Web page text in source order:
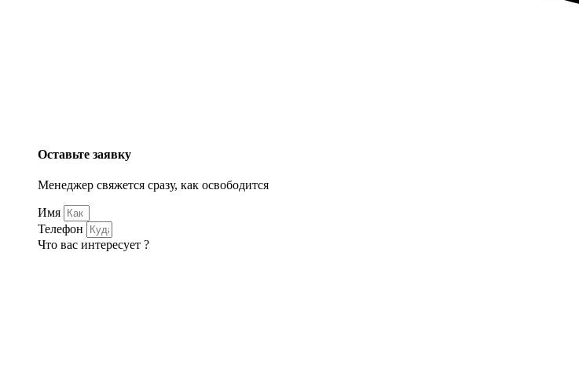
Оставьте заявку
Менеджер свяжется сразу, как освободится
Имя
Телефон
Что вас интересует ?